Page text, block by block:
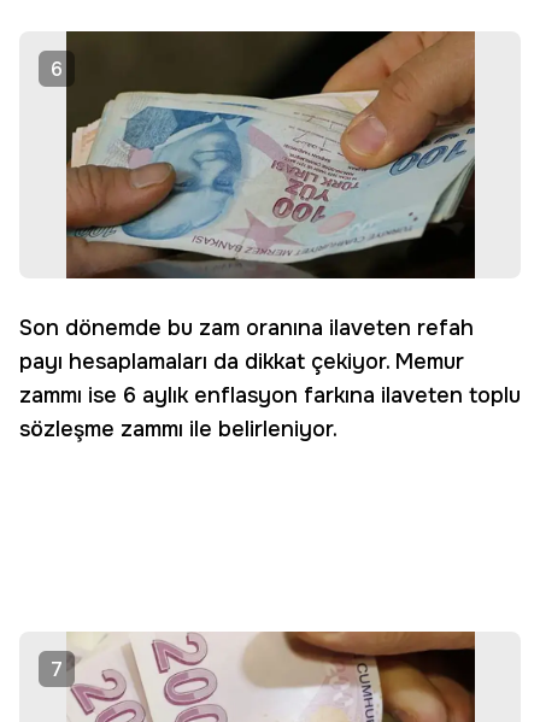
6
Son dönemde bu zam oranına ilaveten refah
payı hesaplamaları da dikkat çekiyor. Memur
zammı ise 6 aylık enflasyon farkına ilaveten toplu
sözleşme zammı ile belirleniyor.
7